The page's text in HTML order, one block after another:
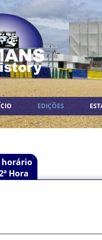
EDIÇÕES
horário
Hora